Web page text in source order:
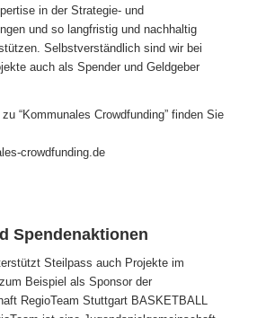
in der Strategie- und
und so langfristig und nachhaltig
Selbstverständlich sind wir bei
auch als Spender und Geldgeber
“Kommunales Crowdfunding” finden Sie
crowdfunding.de
Spendenaktionen
Steilpass auch Projekte im
Beispiel als Sponsor der
RegioTeam Stuttgart BASKETBALL